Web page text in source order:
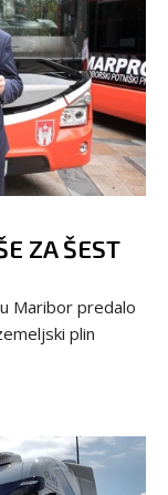
ZA ŠEST
Maribor predalo
plin